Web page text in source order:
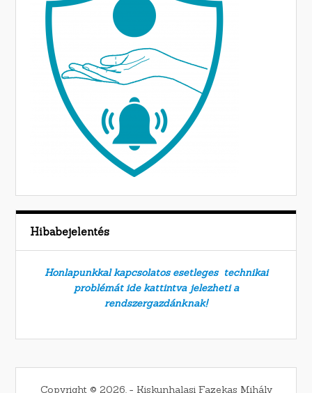
Hibabejelentés
Honlapunkkal kapcsolatos esetleges technikai
problémát ide kattintva jelezheti a
rendszergazdánknak!
Copyright © 2026. − Kiskunhalasi Fazekas Mihály